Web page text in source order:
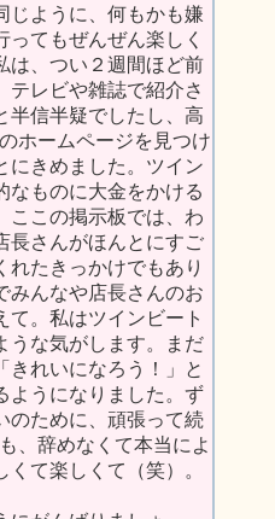
じように、何もかも嫌
てもぜんぜん楽しく
は、つい２週間ほど前
テレビや雑誌で紹介さ
半信半疑でしたし、高
ホームページを見つけ
にきめました。ツイン
なものに大金をかける
ここの掲示板では、わ
長さんがほんとにすご
れたきっかけでもあり
みんなや店長さんのお
。私はツインビート
うな気がします。まだ
きれいになろう！」と
ようになりました。ず
のために、頑張って続
、辞めなくて本当によ
て楽しくて（笑）。